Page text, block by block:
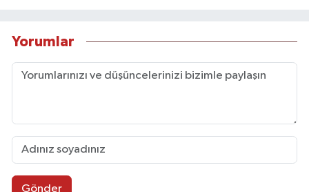
Yorumlar
Gönder